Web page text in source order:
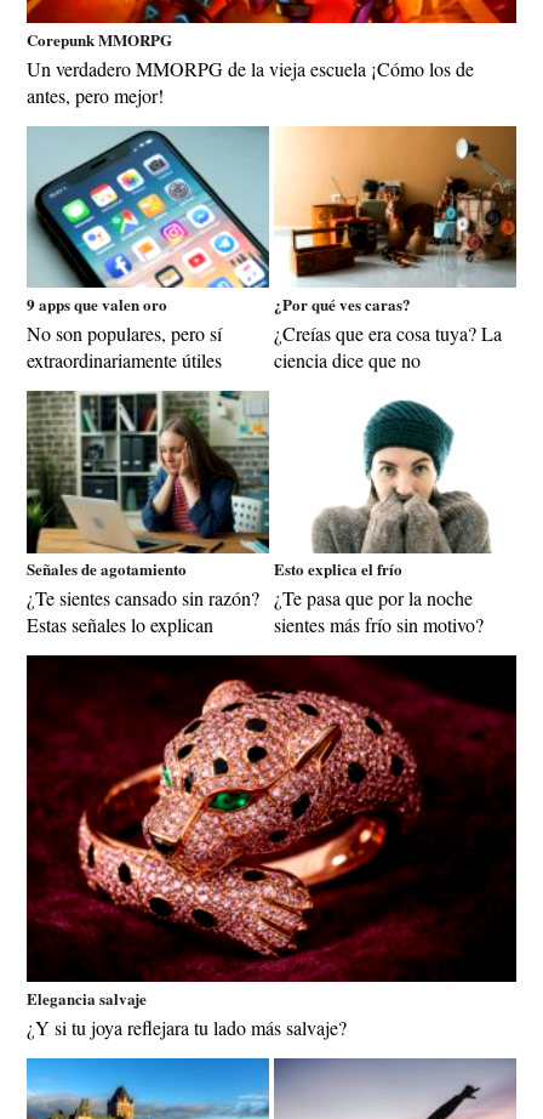
Corepunk MMORPG
Un verdadero MMORPG de la vieja escuela ¡Cómo los de
antes, pero mejor!
9 apps que valen oro
No son populares, pero sí
extraordinariamente útiles
¿Por qué ves caras?
¿Creías que era cosa tuya? La
ciencia dice que no
Señales de agotamiento
¿Te sientes cansado sin razón?
Estas señales lo explican
Esto explica el frío
¿Te pasa que por la noche
sientes más frío sin motivo?
Elegancia salvaje
¿Y si tu joya reflejara tu lado más salvaje?